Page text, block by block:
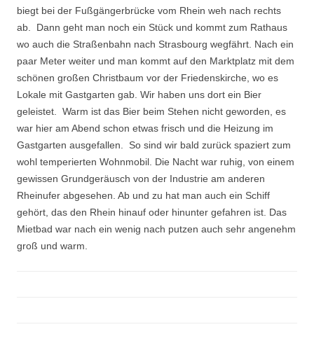
biegt bei der Fußgängerbrücke vom Rhein weh nach rechts
ab. Dann geht man noch ein Stück und kommt zum Rathaus
wo auch die Straßenbahn nach Strasbourg wegfährt. Nach ein
paar Meter weiter und man kommt auf den Marktplatz mit dem
schönen großen Christbaum vor der Friedenskirche, wo es
Lokale mit Gastgarten gab. Wir haben uns dort ein Bier
geleistet. Warm ist das Bier beim Stehen nicht geworden, es
war hier am Abend schon etwas frisch und die Heizung im
Gastgarten ausgefallen. So sind wir bald zurück spaziert zum
wohl temperierten Wohnmobil. Die Nacht war ruhig, von einem
gewissen Grundgeräusch von der Industrie am anderen
Rheinufer abgesehen. Ab und zu hat man auch ein Schiff
gehört, das den Rhein hinauf oder hinunter gefahren ist. Das
Mietbad war nach ein wenig nach putzen auch sehr angenehm
groß und warm.